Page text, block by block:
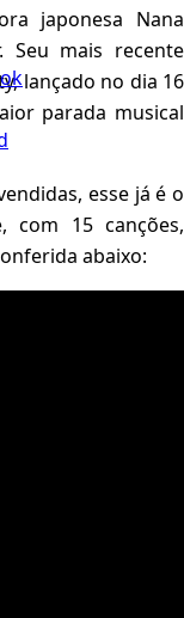
japonesa Nana
Seu mais recente
lançado no dia 16
parada musical
esse já é o
com 15 canções,
abaixo: